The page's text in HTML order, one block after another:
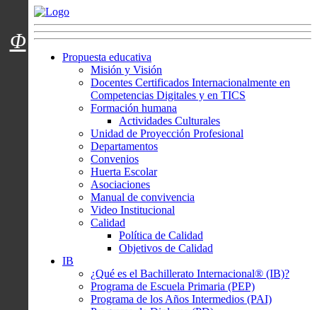
Menú usuarios
Propuesta educativa
Misión y Visión
Docentes Certificados Internacionalmente en
Competencias Digitales y en TICS
Formación humana
Actividades Culturales
Unidad de Proyección Profesional
Departamentos
Convenios
Huerta Escolar
Asociaciones
Manual de convivencia
Video Institucional
Calidad
Política de Calidad
Objetivos de Calidad
IB
¿Qué es el Bachillerato Internacional® (IB)?
Programa de Escuela Primaria (PEP)
Programa de los Años Intermedios (PAI)
Φ